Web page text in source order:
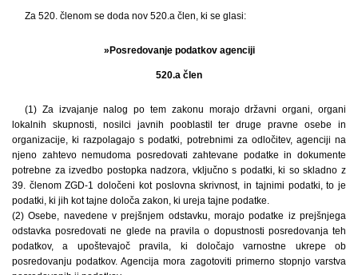
Za 520. členom se doda nov 520.a člen, ki se glasi:
»Posredovanje podatkov agenciji
520.a člen
(1) Za izvajanje nalog po tem zakonu morajo državni organi, organi
lokalnih skupnosti, nosilci javnih pooblastil ter druge pravne osebe in
organizacije, ki razpolagajo s podatki, potrebnimi za odločitev, agenciji na
njeno zahtevo nemudoma posredovati zahtevane podatke in dokumente
potrebne za izvedbo postopka nadzora, vključno s podatki, ki so skladno z
39. členom ZGD-1 določeni kot poslovna skrivnost, in tajnimi podatki, to je
podatki, ki jih kot tajne določa zakon, ki ureja tajne podatke.
(2) Osebe, navedene v prejšnjem odstavku, morajo podatke iz prejšnjega
odstavka posredovati ne glede na pravila o dopustnosti posredovanja teh
podatkov, a upoštevajoč pravila, ki določajo varnostne ukrepe ob
posredovanju podatkov. Agencija mora zagotoviti primerno stopnjo varstva